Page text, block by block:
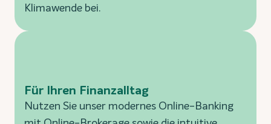
Klimawende bei.
Für Ihren Finanzalltag
Nutzen Sie unser modernes Online-Banking